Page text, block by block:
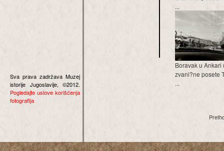
Sva prava zadržava Muzej
istorije Jugoslavije, ©2012.
Pogledajte uslove korišćenja
fotografija
...
Boravak u Ankari
zvani?ne posete
...